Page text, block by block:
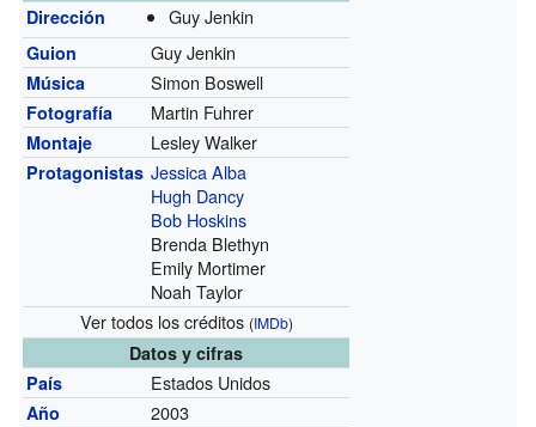
Dirección
Guy Jenkin
Guion Guy Jenkin
Música Simon Boswell
Fotografía Martin Fuhrer
Montaje Lesley Walker
Protagonistas Jessica Alba
Hugh Dancy
Bob Hoskins
Brenda Blethyn
Emily Mortimer
Noah Taylor
Ver todos los créditos (IMDb)
Datos y cifras
País
Estados Unidos
Año 2003